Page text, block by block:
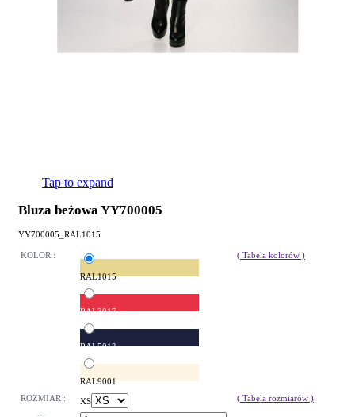
Tap to expand
Bluza beżowa YY700005
YY700005_RAL1015
KOLOR :
RAL1015
RAL3017
RAL5013
RAL9001
( Tabela kolorów )
ROZMIAR : XS ( Tabela rozmiarów )